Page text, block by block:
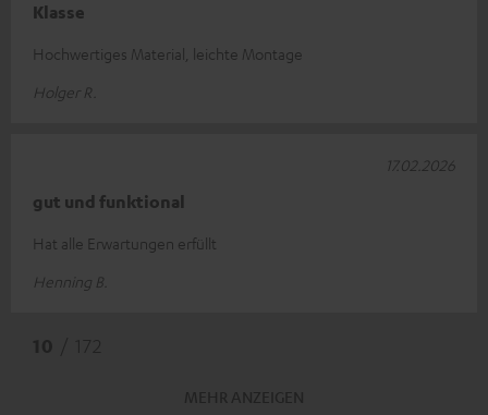
Klasse
Hochwertiges Material, leichte Montage
Holger R.
gut und funktional
Hat alle Erwartungen erfüllt
Henning B.
17.02.2026